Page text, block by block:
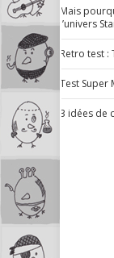
Mais
l’univers
Retro test :
Test Super
3 idées de